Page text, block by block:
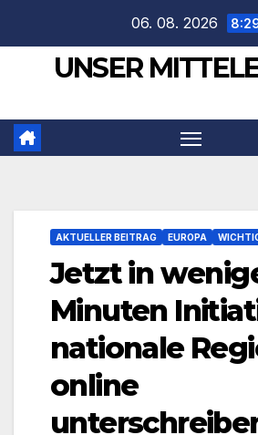
springen
06. 08. 2026
UNSER
AKTUELLER BEITRAG EUROPA
Jetzt in
Minuten
nationale
online